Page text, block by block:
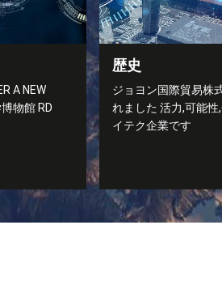
A NEW
物館 RD
歴史
ジョヨン国際貿易株
れました 活力,可能
イテク企業です